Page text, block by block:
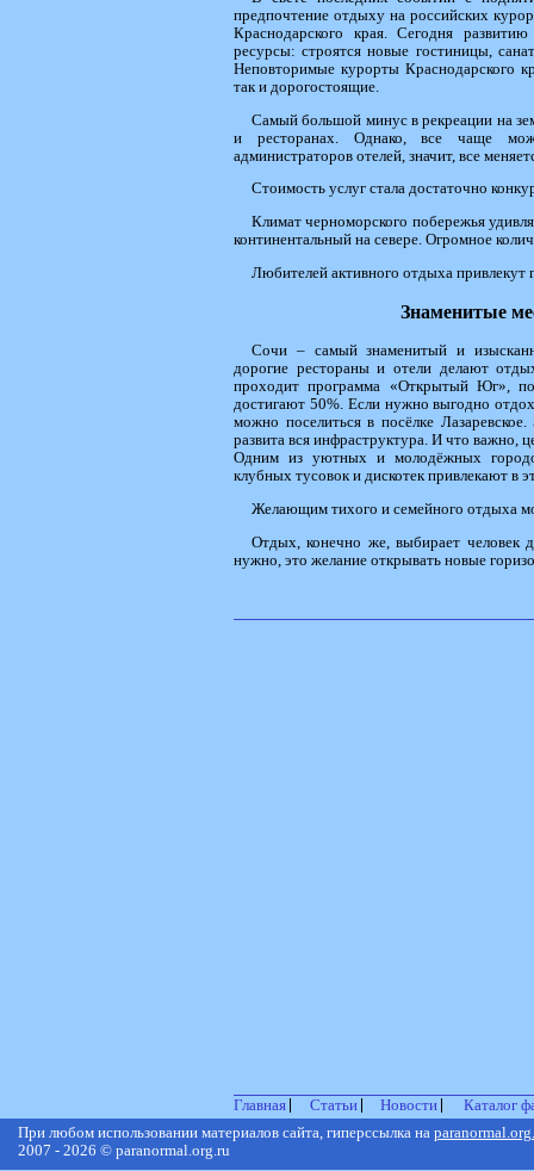
предпочтение отдыху на российских
Краснодарского края. Сегодня
ресурсы: строятся новые гостиницы,
Неповторимые курорты Краснодарского
так и дорогостоящие.
Самый большой минус в рекреации на
и ресторанах. Однако, все чаще
администраторов отелей, значит, все
Стоимость услуг стала достаточно
Климат черноморского побережья
континентальный на севере. Огромное
Любителей активного отдыха
Знаменитые
Сочи – самый знаменитый и
дорогие рестораны и отели делают
проходит программа «Открытый Юг»,
достигают 50%. Если нужно выгодно
можно поселиться в посёлке
развита вся инфраструктура. И что важно,
Одним из уютных и молодёжных
клубных тусовок и дискотек привлекают в
Желающим тихого и семейного отдыха
Отдых, конечно же, выбирает человек
нужно, это желание открывать новые
Главная Статьи Новости
Каталог
При любом использовании материалов сайта, гиперссылка на
2007 - 2026 © paranormal.org.ru